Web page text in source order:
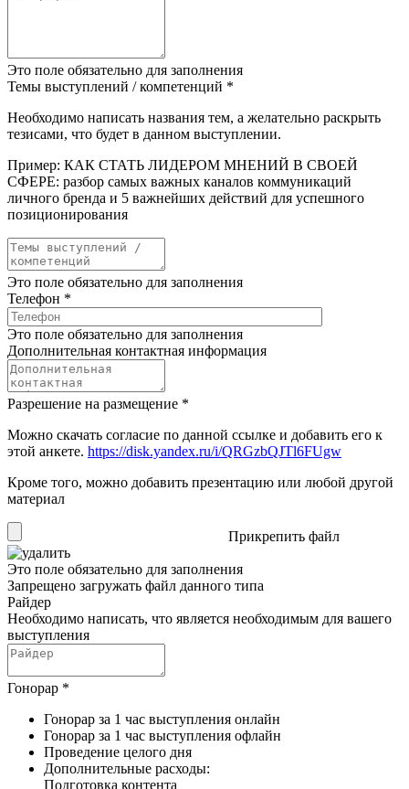
Это поле обязательно для заполнения
Темы выступлений / компетенций *
Необходимо написать названия тем, а желательно раскрыть
тезисами, что будет в данном выступлении.
Пример: КАК СТАТЬ ЛИДЕРОМ МНЕНИЙ В СВОЕЙ
СФЕРЕ: разбор самых важных каналов коммуникаций
личного бренда и 5 важнейших действий для успешного
позиционирования
Это поле обязательно для заполнения
Телефон *
Это поле обязательно для заполнения
Дополнительная контактная информация
Разрешение на размещение *
Можно скачать согласие по данной ссылке и добавить его к
этой анкете. https://disk.yandex.ru/i/QRGzbQJTl6FUgw
Кроме того, можно добавить презентацию или любой другой
материал
Прикрепить файл
Это поле обязательно для заполнения
Запрещено загружать файл данного типа
Райдер
Необходимо написать, что является необходимым для вашего
выступления
Гонорар *
Гонорар за 1 час выступления онлайн
Гонорар за 1 час выступления офлайн
Проведение целого дня
Дополнительные расходы:
Подготовка контента